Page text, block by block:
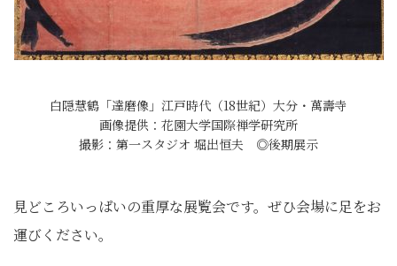
白隠慧鶴「達磨像」江戸時代（18世紀）大分・萬壽寺
画像提供：花園大学国際禅学研究所
撮影：第一スタジオ 堀出恒夫 ◎後期展示
見どころいっぱいの重厚な展覧会です。ぜひ会場に足をお
運びください。